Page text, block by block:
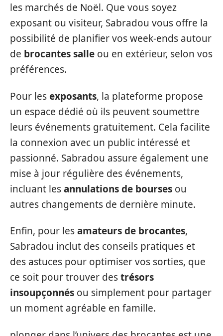
les marchés de Noël. Que vous soyez
exposant ou visiteur, Sabradou vous offre la
possibilité de planifier vos week-ends autour
de brocantes salle ou en extérieur, selon vos
préférences.
Pour lesexposants, la plateforme propose
un espace dédié où ils peuvent soumettre
leurs événements gratuitement. Cela facilite
la connexion avec un public intéressé et
passionné. Sabradou assure également une
mise à jour régulière des événements,
incluant lesannulations de bourses ou
autres changements de dernière minute.
Enfin, pour lesamateurs de brocantes,
Sabradou inclut des conseils pratiques et
des astuces pour optimiser vos sorties, que
ce soit pour trouver destrésors
insoupçonnés ou simplement pour partager
un moment agréable en famille.